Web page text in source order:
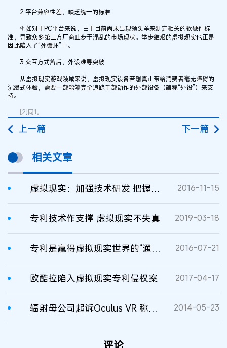
2.平台兼容性差，缺乏统一的标准
例如对于PC平台来说，由于目前尚未出现领头羊来制定相关的软硬件标
准，导致众多第三方厂商止步于混乱的市场现状。举步维艰的虚拟现实也正是
因此陷入了“死循环”中。
3.交互方式落后，外设难寻突破
从虚拟现实游戏领域来说，虚拟现实设备若想真正带给消费者毫无障碍的
沉浸式体验，需要一部能够完全追踪手部动作的外部设备（简称“外设”）来支
持。
[2]同1。
上一篇 下一篇
相关文章
虚拟现实：加强技术研发 把握发展契机 2016-11-15
专利技术作支撑 虚拟现实不失真 2019-03-18
专利是赢得虚拟现实世界的“通关武器” 2016-07-21
欧酷拉陷入虚拟现实专利侵权案 2017-04-17
辐射母公司起诉Oculus VR 称有虚拟现实技术版权 2014-05-23